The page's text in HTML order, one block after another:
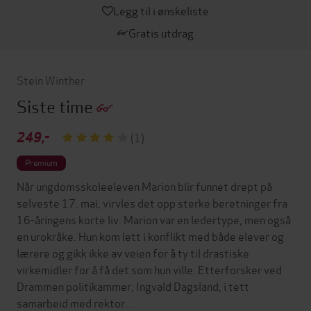
Legg til i ønskeliste
Gratis utdrag
Stein Winther
Siste time
249,- (1)
Premium
Når ungdomsskoleeleven Marion blir funnet drept på
selveste 17. mai, virvles det opp sterke beretninger fra
16-åringens korte liv. Marion var en ledertype, men også
en urokråke. Hun kom lett i konflikt med både elever og
lærere og gikk ikke av veien for å ty til drastiske
virkemidler for å få det som hun ville. Etterforsker ved
Drammen politikammer, Ingvald Dagsland, i tett
samarbeid med rektor…